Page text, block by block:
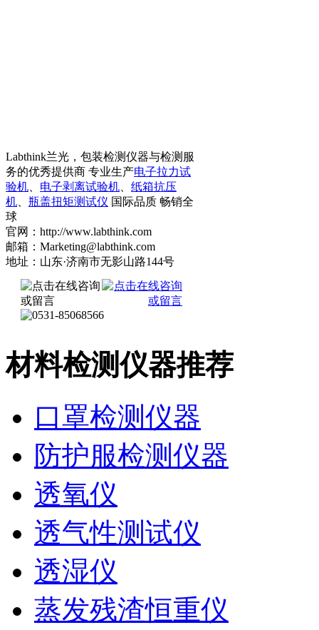
Labthink兰光，包装检测仪器与检测服
务的优秀提供商 专业生产电子拉力试
验机
电子剥离试验机
纸箱抗压
机
瓶盖扭矩测试仪 国际品质 畅销全
球
官网：http://www.labthink.com
邮箱：Marketing@labthink.com
地址：山东·济南市无影山路144号
材料检测仪器推荐
口罩检测仪器
防护服检测仪器
透氧仪
透气性测试仪
透湿仪
蒸发残渣恒重仪